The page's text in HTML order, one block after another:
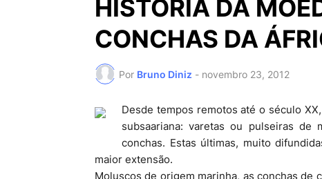
HISTÓRIA DA
CONCHAS DA
Por Bruno Diniz - novembro 23, 2012
Desde tempos remotos até o século
subsaariana: varetas ou pulseiras
conchas. Estas últimas, muito
maior extensão.
Moluscos de origem marinha, as conchas de